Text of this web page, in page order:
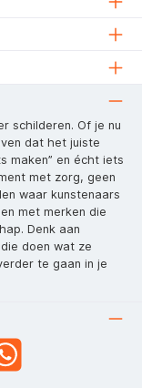
schilderen. Of je nu
dat het juiste
maken” en écht iets
met zorg, geen
waar kunstenaars
met merken die
Denk aan
doen wat ze
te gaan in je